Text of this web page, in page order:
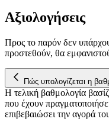
Αξιολογήσεις
Προς το παρόν δεν
προστεθούν, θα
Πώς υπολογίζεται η
Η τελική βαθμολογία
που έχουν
επιβεβαιώσει την αγορά